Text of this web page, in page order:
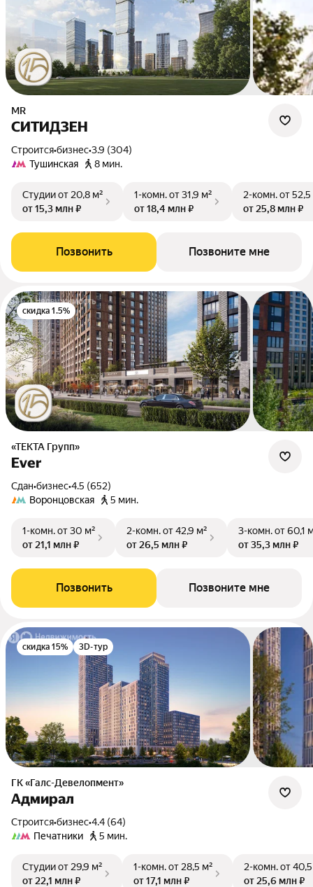
MR
СИТИДЗЕН
Строится•бизнес•3.9 (304)
Тушинская
8 мин.
Студииот 20,8 м²
от 15,3 млн ₽
1-комн.от 31,9 м²
от 18,4 млн ₽
2-комн.от 52,5
от 25,8 млн ₽
Позвонить Позвоните мне
скидка 1.5%
«ТЕКТА Групп»
Ever
Сдан•бизнес•4.5 (652)
Воронцовская
5 мин.
1-комн.от 30 м²
от 21,1 млн ₽
2-комн.от 42,9 м²
от 26,5 млн ₽
3-комн.от 60,1
от 35,3 млн ₽
Позвонить Позвоните мне
скидка 15% 3D-тур
ГК «Галс-Девелопмент»
Адмирал
Строится•бизнес•4.4 (64)
Печатники
5 мин.
Студииот 29,9 м²
от 22,1 млн ₽
1-комн.от 28,5 м²
от 17,1 млн ₽
2-комн.от
от 25,6 млн ₽